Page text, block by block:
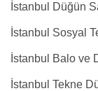
İstanbul Düğün
İstanbul Sosyal
İstanbul Balo ve
İstanbul Tekne